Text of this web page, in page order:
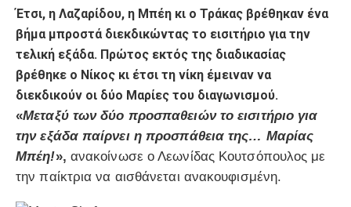
Έτσι, η Λαζαρίδου, η Μπέη κι ο Τράκας βρέθηκαν ένα
βήμα μπροστά διεκδικώντας το εισιτήριο για την
τελική εξάδα. Πρώτος εκτός της διαδικασίας
βρέθηκε ο Νίκος κι έτσι τη νίκη έμειναν να
διεκδικούν οι δύο Μαρίες του διαγωνισμού.
«Μεταξύ των δύο προσπαθειών το εισιτήριο για
την εξάδα παίρνει η προσπάθεια της… Μαρίας
Μπέη!», ανακοίνωσε ο Λεωνίδας Κουτσόπουλος με
την παίκτρια να αισθάνεται ανακουφισμένη.